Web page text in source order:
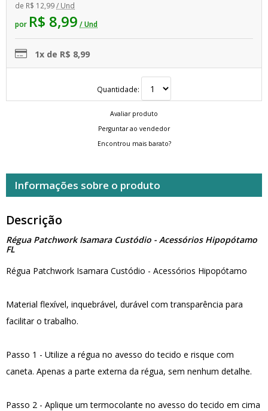
de R$ 12,99/ Und
por R$ 8,99 / Und
1x de R$ 8,99
Quantidade:
Avaliar produto
Perguntar ao vendedor
Encontrou mais barato?
Informações sobre o produto
Descrição
Régua Patchwork Isamara Custódio - Acessórios Hipopótamo
FL
Régua Patchwork Isamara Custódio - Acessórios Hipopótamo
Material flexível, inquebrável, durável com transparência para
facilitar o trabalho.
Passo 1 - Utilize a régua no avesso do tecido e risque com
caneta. Apenas a parte externa da régua, sem nenhum detalhe.
Passo 2 - Aplique um termocolante no avesso do tecido em cima